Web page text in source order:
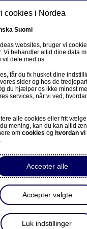
er
vi er
drømme og
cookies i Nordea
Suomi
websites, bruger vi
Vi behandler altid dine data
vil dele med os.
får du fx husket dine
sider og hos de
du hjælper os ikke mindst
services, når vi ved,
alle cookies eller frit
du mening, kan du kan altid
omcookies og hvordan
.
Accepter alle
Accepter valgte
Luk indstillinger